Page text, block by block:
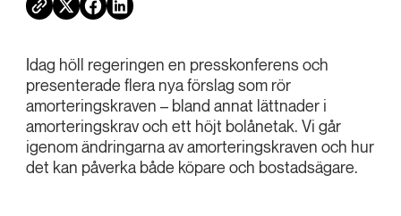
Idag höll regeringen en presskonferens och
presenterade flera nya förslag som rör
amorteringskraven – bland annat lättnader i
amorteringskrav och ett höjt bolånetak. Vi går
igenom ändringarna av amorteringskraven och hur
det kan påverka både köpare och bostadsägare.